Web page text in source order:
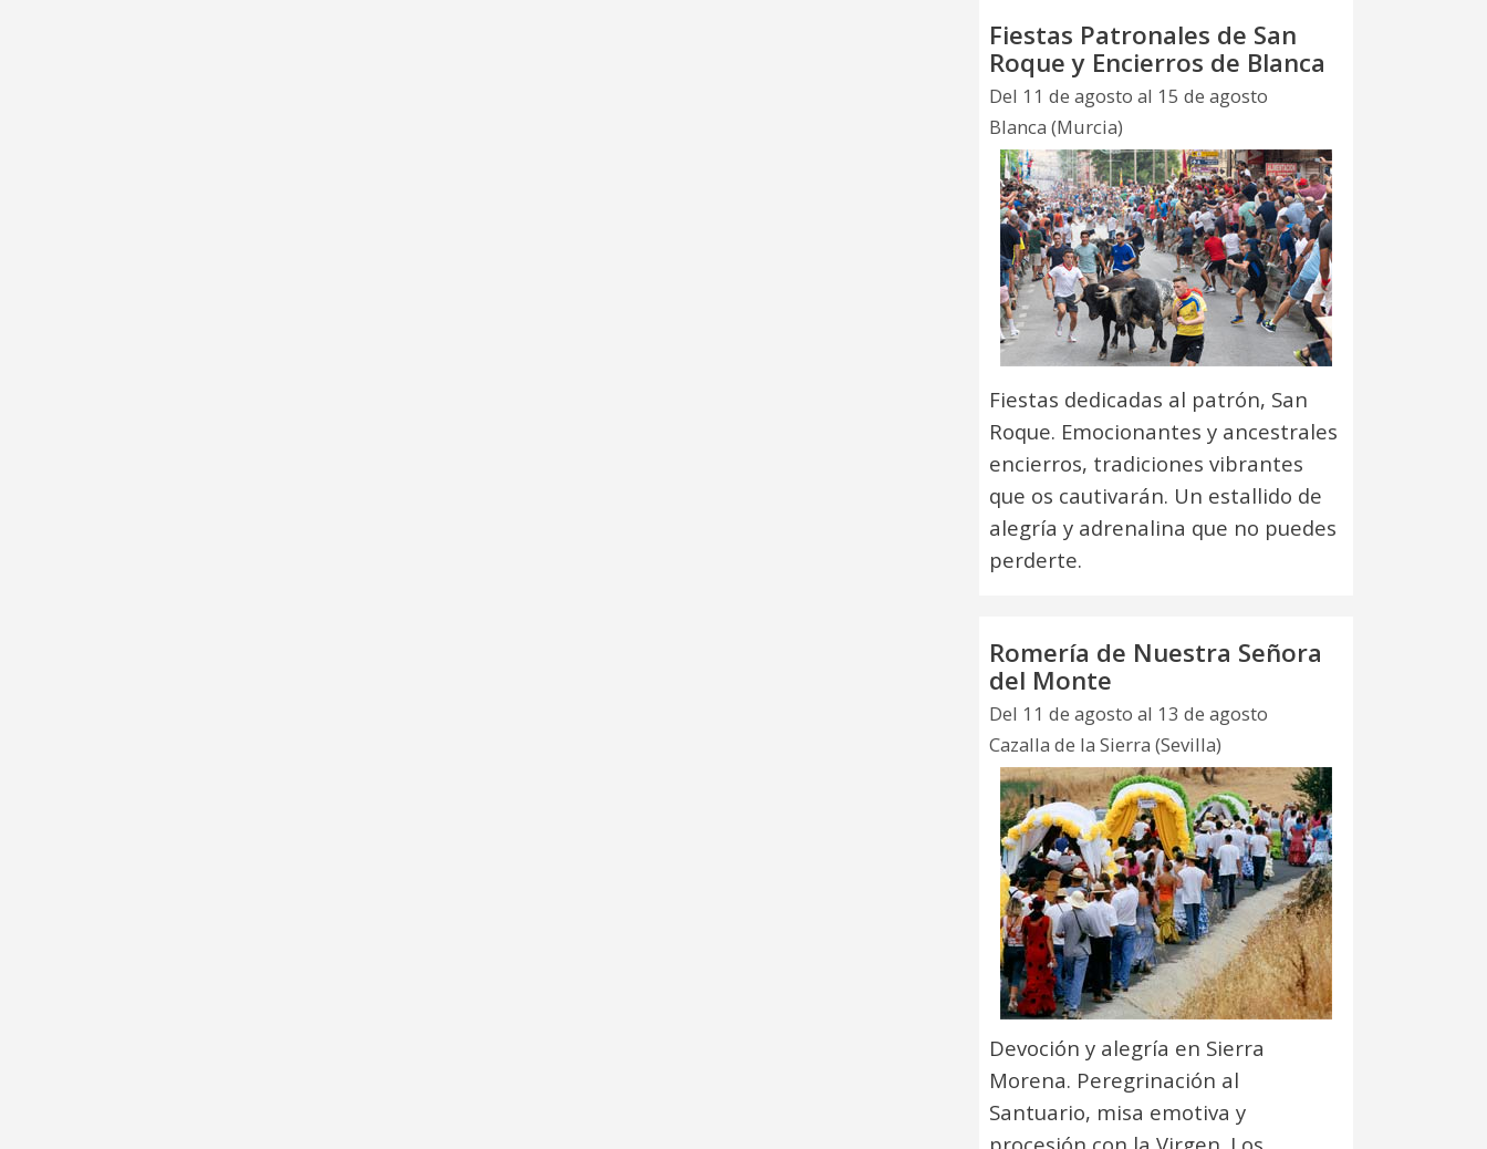
Fiestas Patronales de San
Roque y Encierros de Blanca
Del 11 de agosto al 15 de agosto
Blanca (Murcia)
Fiestas dedicadas al patrón, San
Roque. Emocionantes y ancestrales
encierros, tradiciones vibrantes
que os cautivarán. Un estallido de
alegría y adrenalina que no puedes
perderte.
Romería de Nuestra Señora
del Monte
Del 11 de agosto al 13 de agosto
Cazalla de la Sierra (Sevilla)
Devoción y alegría en Sierra
Morena. Peregrinación al
Santuario, misa emotiva y